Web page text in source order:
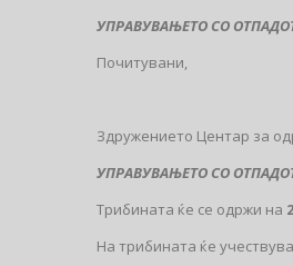
УПРАВУВАЊЕТО СО
Почитувани,
Здружението Центар за
УПРАВУВАЊЕТО СО
Трибината ќе се одржи на
На трибината ќе